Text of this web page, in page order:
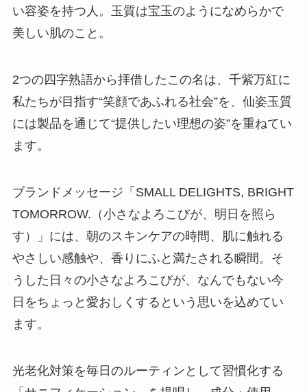
い容姿を持つ人。玉質は宝玉のようになめらかで
美しい肌のこと。
2つの四字熟語から拝借したこの名は、千紫万紅に
私たちが目指す“笑顔であふれる社会”を、仙姿玉質
には製品を通じて“提供したい理想の姿”を重ねてい
ます。
ブランドメッセージ「SMALL DELIGHTS, BRIGHT
TOMORROW.（小さなよろこびが、明日を照ら
す）」には、朝のスキンケアの時間、肌に触れる
やさしい感触や、香りにふと満たされる瞬間。そ
うした日々の小さなよろこびが、なんでもない今
日をちょっと愛おしくするという思いを込めてい
ます。
光老化対策を毎日のルーティンとして習慣化する